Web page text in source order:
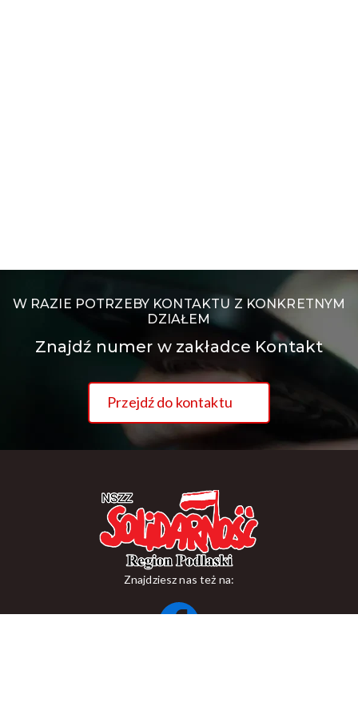
W RAZIE POTRZEBY KONTAKTU Z KONKRETNYM
DZIAŁEM
Znajdź numer w zakładce Kontakt
Przejdź do kontaktu
Znajdziesz nas też na: